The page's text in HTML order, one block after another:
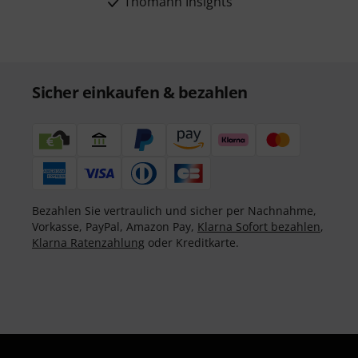
Sicher einkaufen & bezahlen
Bezahlen Sie vertraulich und sicher per Nachnahme,
Vorkasse, PayPal, Amazon Pay, Klarna Sofort bezahlen,
Klarna Ratenzahlung oder Kreditkarte.